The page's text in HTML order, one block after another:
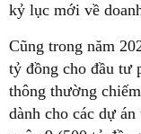
kỷ lục mới về
Cũng trong năm
tỷ đồng cho đầu tư
thông thường
dành cho các dự